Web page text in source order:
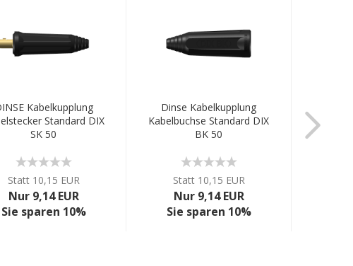
Kabelkupplung
Standard DIX
SK 50
Statt 10,15 EUR
Nur 9,14 EUR
Sie sparen 10%
Dinse Kabelkupplung
Kabelbuchse Standard DIX
BK 50
Statt 10,15 EUR
Nur 9,14 EUR
Sie sparen 10%